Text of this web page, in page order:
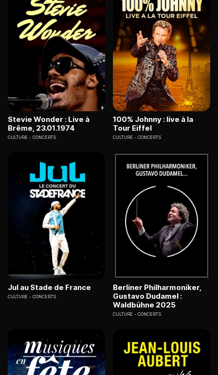
Stevie Wonder : Live à
Brême, 23.01.1974
CULTURE CONCERTS
100% Johnny : live à la
Tour Eiffel
CULTURE CONCERTS
Jul au Stade de France
CULTURE CONCERTS
Berliner Philharmoniker,
Gustavo Dudamel :
Waldbühne 2025
CULTURE CONCERTS